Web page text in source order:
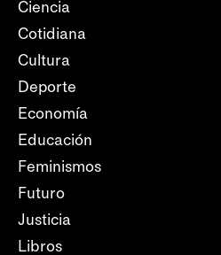
Ciencia
Cotidiana
Cultura
Deporte
Economía
Educación
Feminismos
Futuro
Justicia
Libros